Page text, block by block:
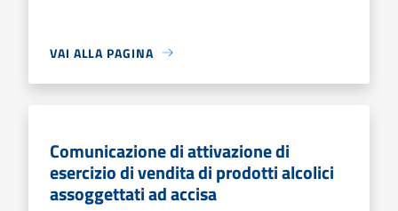
VAI ALLA PAGINA
Comunicazione di attivazione di
esercizio di vendita di prodotti alcolici
assoggettati ad accisa